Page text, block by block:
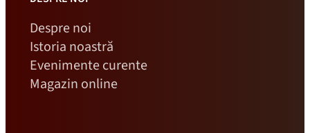
Despre noi
Istoria noastră
Evenimente curente
Magazin online